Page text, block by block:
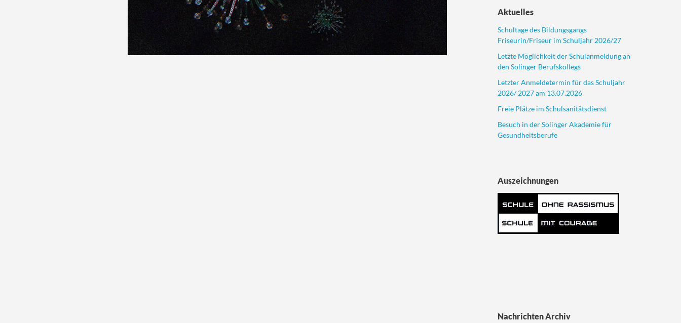
Aktuelles
Schultage des Bildungsgangs
Friseurin/Friseur im Schuljahr 2026/27
Letzte Möglichkeit der Schulanmeldung an
den Solinger Berufskollegs
Letzter Anmeldetermin für das Schuljahr
2026/ 2027 am 13.07.2026
Freie Plätze im Schulsanitätsdienst
Besuch in der Solinger Akademie für
Gesundheitsberufe
Auszeichnungen
Nachrichten Archiv